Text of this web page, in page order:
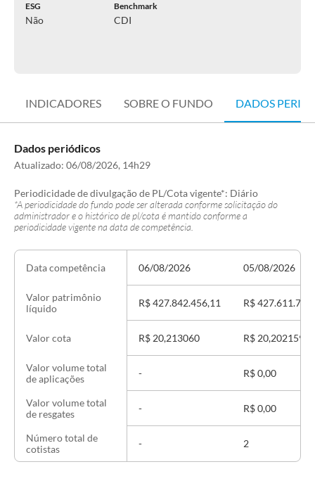
ESG
Não
Benchmark
CDI
INDICADORES SOBRE O FUNDO DADOS
Dados periódicos
Atualizado: 06/08/2026, 14h29
Periodicidade de divulgação de PL/Cota vigente*: Diário
*A periodicidade do fundo pode ser alterada conforme solicitação do
administrador e o histórico de pl/cota é mantido conforme a
periodicidade vigente na data de competência.
Data competência
Valor patrimônio
líquido
Valor cota
Valor volume total
de aplicações
Valor volume total
de resgates
Número total de
cotistas
06/08/2026
R$ 427.842.456,11
R$ 20,213060
-
-
-
05/08/2026
R$
R$ 20,202159
R$ 0,00
R$ 0,00
2